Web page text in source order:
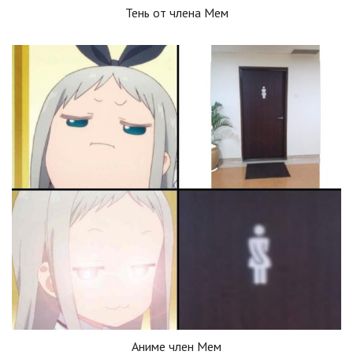
Тень от члена Мем
Аниме член Мем